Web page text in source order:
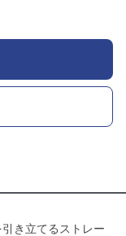
き立てるストレー